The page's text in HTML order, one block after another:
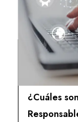
¿Cuáles